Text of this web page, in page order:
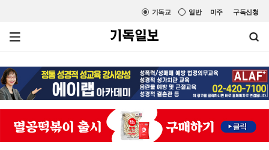
미주 구독신청
일반
기독교